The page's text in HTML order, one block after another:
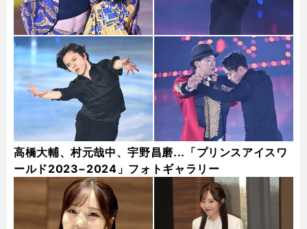
高橋大輔、村元哉中、宇野昌磨...「プリンスアイスワ
ールド2023−2024」フォトギャラリー